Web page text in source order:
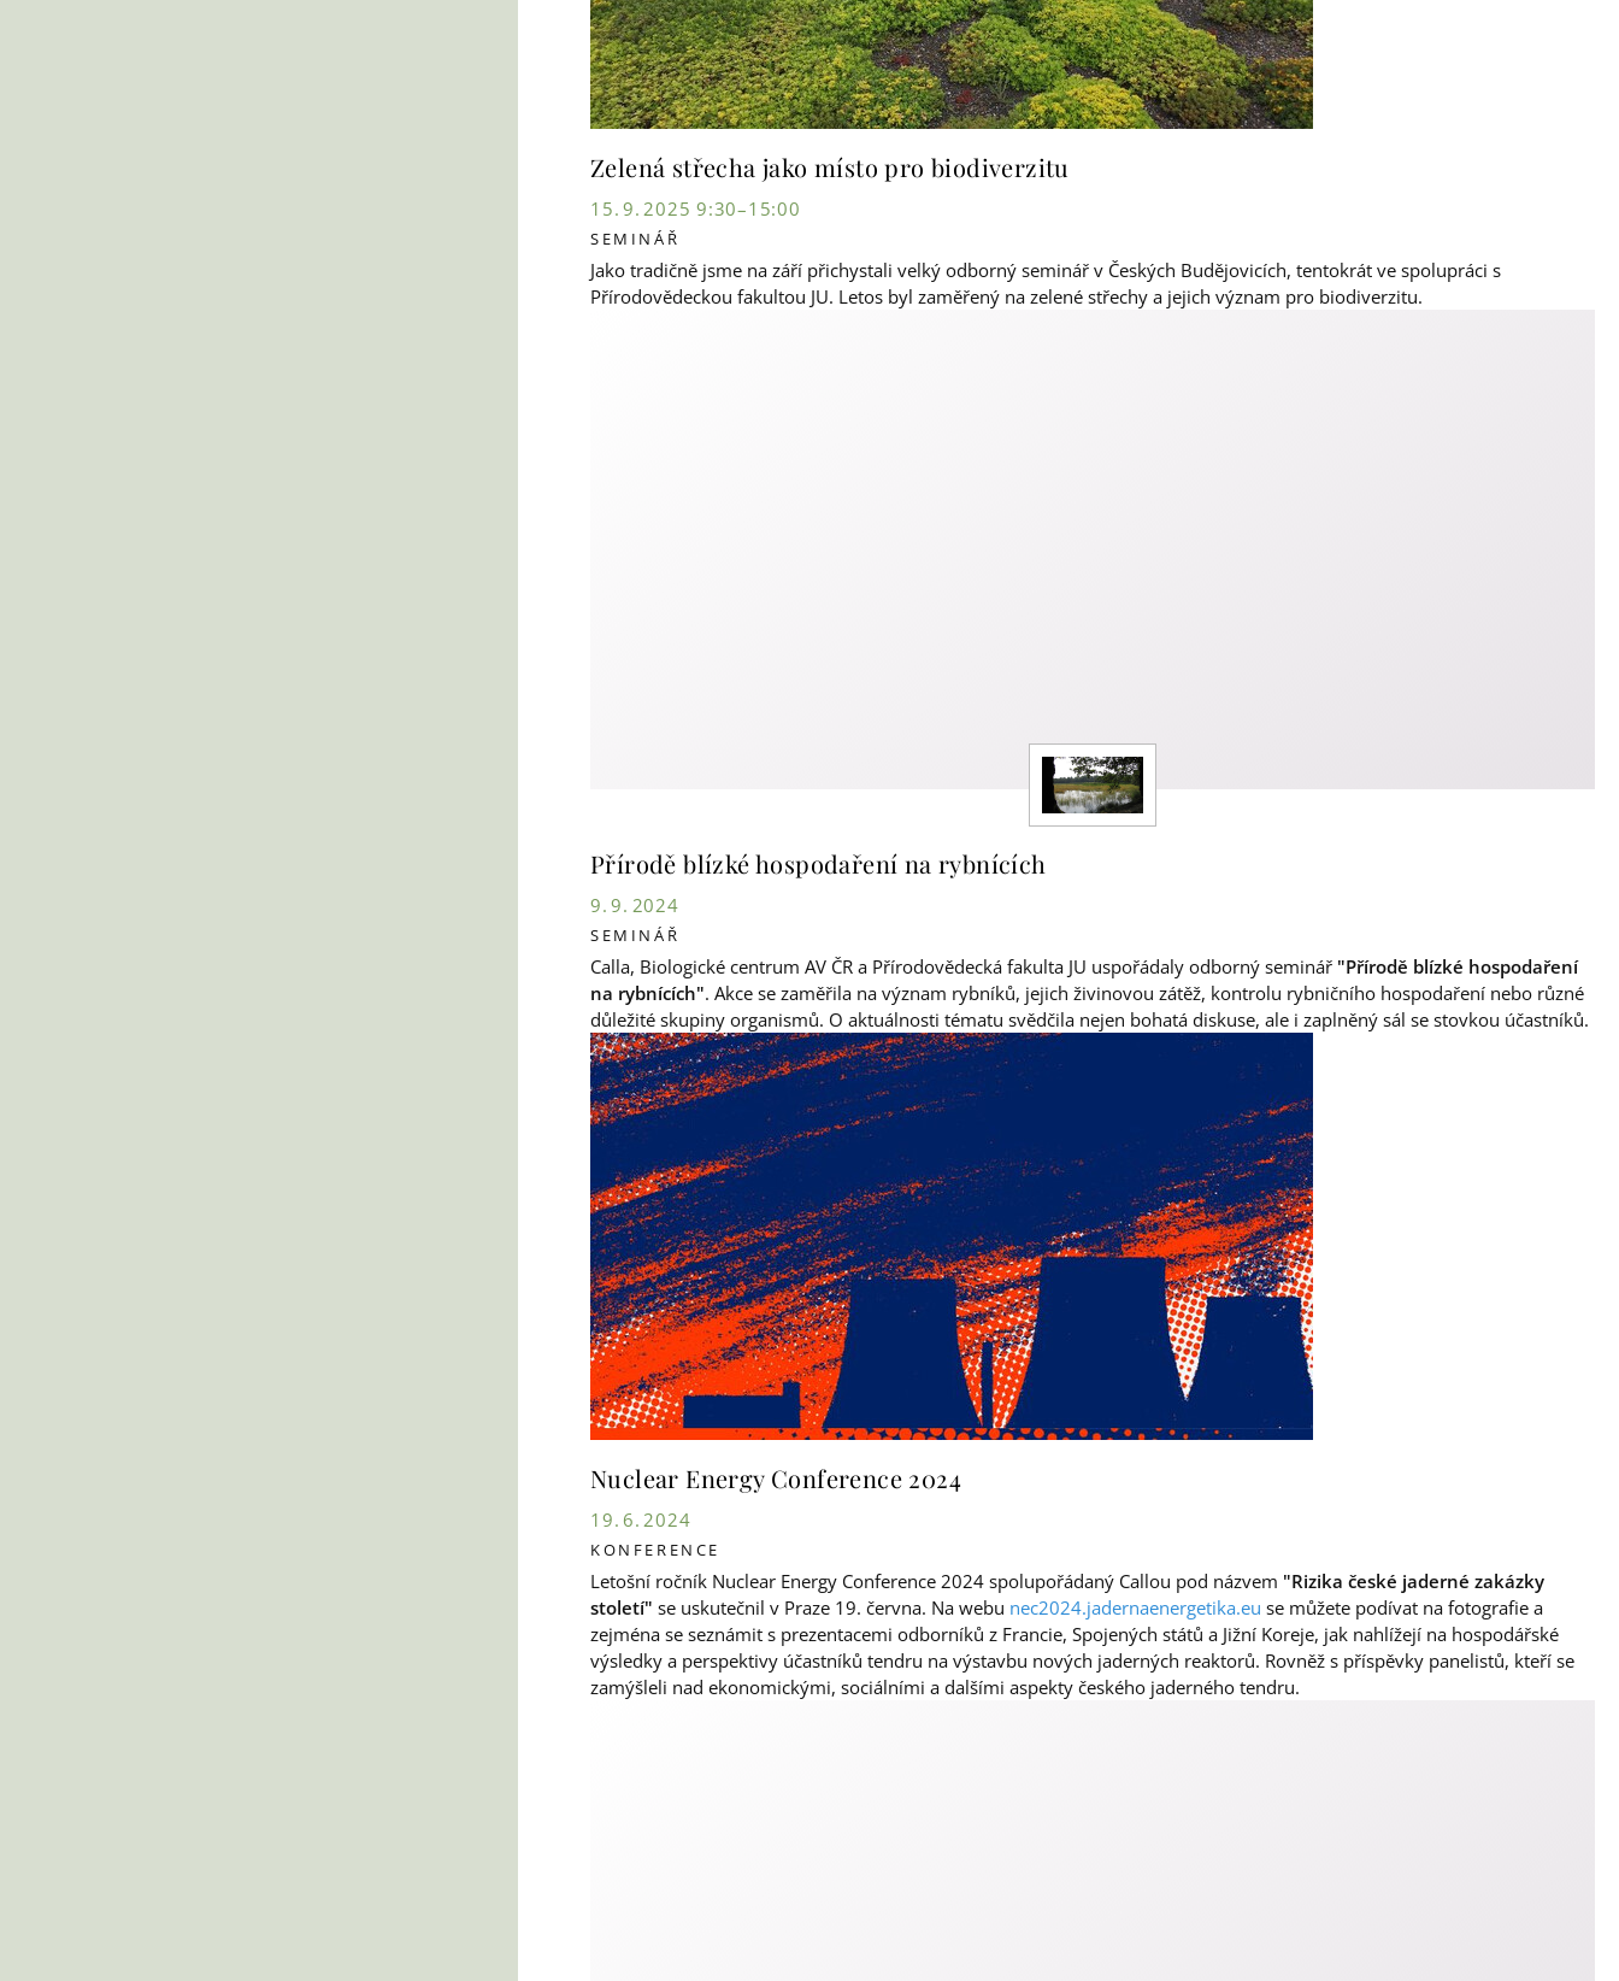
Zelená střecha jako místo pro biodiverzitu
15. 9. 2025 9:30–15:00
SEMINÁŘ
Jako tradičně jsme na září přichystali velký odborný seminář v Českých Budějovicích, tentokrát ve spolupráci s
Přírodovědeckou fakultou JU. Letos byl zaměřený na zelené střechy a jejich význam pro biodiverzitu.
Přírodě blízké hospodaření na rybnících
9. 9. 2024
SEMINÁŘ
Calla, Biologické centrum AV ČR a Přírodovědecká fakulta JU uspořádaly odborný seminář "Přírodě blízké hospodaření
na rybnících". Akce se zaměřila na význam rybníků, jejich živinovou zátěž, kontrolu rybničního hospodaření nebo různé
důležité skupiny organismů. O aktuálnosti tématu svědčila nejen bohatá diskuse, ale i zaplněný sál se stovkou účastníků.
Nuclear Energy Conference 2024
19. 6. 2024
KONFERENCE
Letošní ročník Nuclear Energy Conference 2024 spolupořádaný Callou pod názvem "Rizika české jaderné zakázky
století" se uskutečnil v Praze 19. června. Na webu nec2024.jadernaenergetika.eu se můžete podívat na fotografie a
zejména se seznámit s prezentacemi odborníků z Francie, Spojených států a Jižní Koreje, jak nahlížejí na hospodářské
výsledky a perspektivy účastníků tendru na výstavbu nových jaderných reaktorů. Rovněž s příspěvky panelistů, kteří se
zamýšleli nad ekonomickými, sociálními a dalšími aspekty českého jaderného tendru.